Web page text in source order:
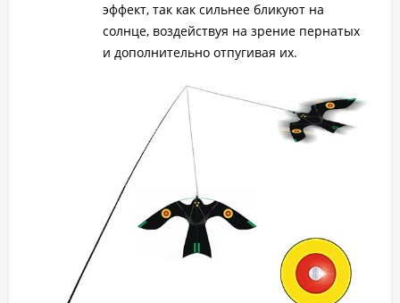
эффект, так как сильнее бликуют на
солнце, воздействуя на зрение пернатых
и дополнительно отпугивая их.